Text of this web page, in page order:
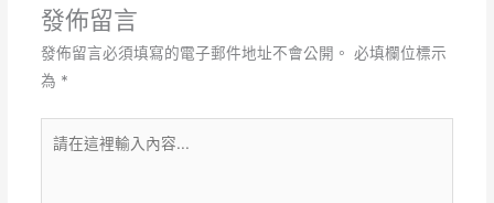
發佈留言
發佈留言必須填寫的電子郵件地址不會公開。 必填欄位標示
為 *